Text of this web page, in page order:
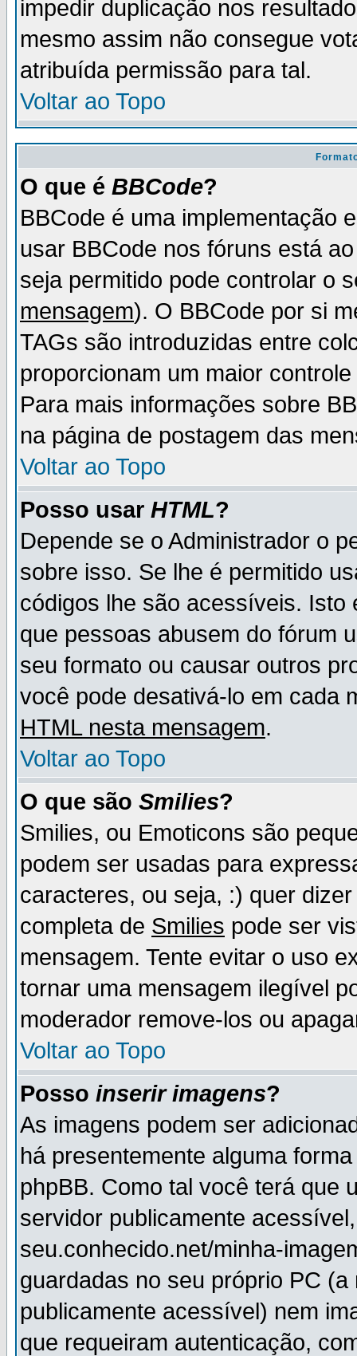
impedir duplicação nos
mesmo assim não consegue
atribuída permissão para tal.
Voltar ao Topo
O que é BBCode?
BBCode é uma implementação
usar BBCode nos fóruns está
seja permitido pode controlar o
mensagem). O BBCode por si
TAGs são introduzidas entre
proporcionam um maior
Para mais informações sobre
na página de postagem das
Voltar ao Topo
Posso usar HTML?
Depende se o Administrador o
sobre isso. Se lhe é permitido
códigos lhe são acessíveis.
que pessoas abusem do fórum
seu formato ou causar outros
você pode desativá-lo em cada
HTML nesta mensagem.
Voltar ao Topo
O que são Smilies?
Smilies, ou Emoticons são
podem ser usadas para
caracteres, ou seja, :) quer
completa de Smilies pode ser
mensagem. Tente evitar o uso
tornar uma mensagem ilegível
moderador remove-los ou
Voltar ao Topo
Posso inserir imagens?
As imagens podem ser
há presentemente alguma
phpBB. Como tal você terá que
servidor publicamente
seu.conhecido.net/minha-
guardadas no seu próprio PC
publicamente acessível) nem
que requeiram autenticação,